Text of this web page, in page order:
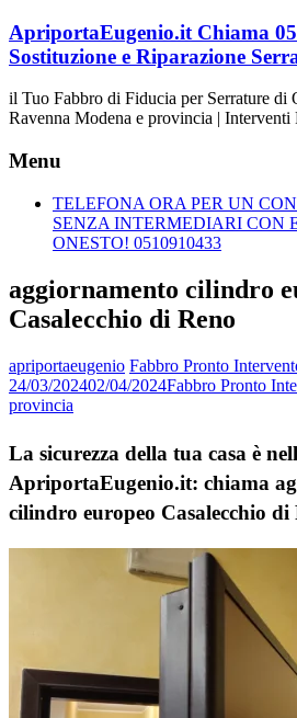
Vai
al
contenuto
ApriportaEugenio.it Chiama
Sostituzione e Riparazione
il Tuo Fabbro di Fiducia per Serrature di
Ravenna Modena e provincia |
Menu
TELEFONA ORA PER UN
SENZA INTERMEDIARI CON
ONESTO! 0510910433
aggiornamento cilindro
Casalecchio di Reno
apriportaeugenio Fabbro Pronto
24/03/202402/04/2024Fabbro Pronto
provincia
La sicurezza della tua casa è
ApriportaEugenio.it: chiama
cilindro europeo Casalecchio di